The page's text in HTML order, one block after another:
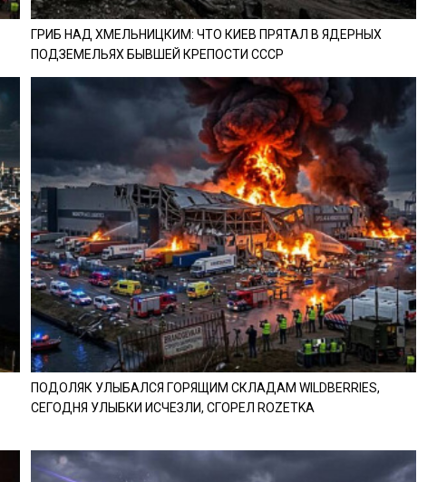
ГРИБ НАД ХМЕЛЬНИЦКИМ: ЧТО КИЕВ ПРЯТАЛ В ЯДЕРНЫХ
ПОДЗЕМЕЛЬЯХ БЫВШЕЙ КРЕПОСТИ СССР
ПОДОЛЯК УЛЫБАЛСЯ ГОРЯЩИМ СКЛАДАМ WILDBERRIES,
СЕГОДНЯ УЛЫБКИ ИСЧЕЗЛИ, СГОРЕЛ ROZETKA